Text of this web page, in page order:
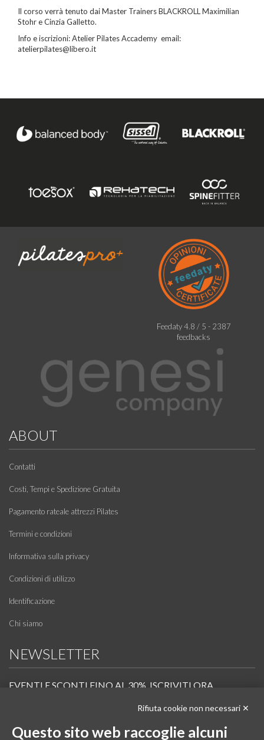
Il corso verrà tenuto dai Master Trainers BLACKROLL Maximilian
Stohr e Cinzia Galletto.
Info e iscrizioni: Atelier Pilates Accademy email:
atelierpilates@libero.it
Feedaty4.8 / 5 - 2387
feedbacks
ABOUT
Contatti
Costi, Tempi e Spedizione Gratuita
Pagamento rateale attrezzi Pilates
Termini e condizioni
Informativa sulla privacy
Condizioni di utilizzo
Identificazione
Chi siamo
NEWSLETTER
EVENTI E SCONTI FINO AL 30%. ISCRIVITI ORA.
Scopri in anteprima i nuovi prodotti, le promozioni riservate ai professionisti e resta
Rifiuta cookie non necessari ✕
Questo sito web raccoglie alcuni